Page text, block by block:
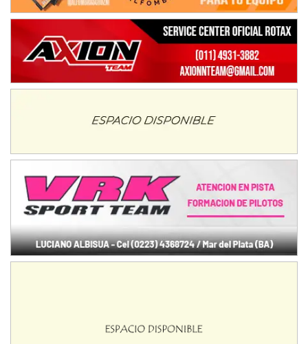
TUCUMANO - F5
Juan Navarro (Asfalto)
El Timbó (Tucumán)